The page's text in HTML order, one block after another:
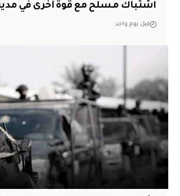
اشتباك مسلح مع قوة أخرى في
قبل يوم واحد